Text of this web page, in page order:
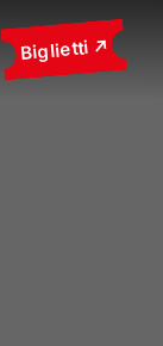
Biglietti